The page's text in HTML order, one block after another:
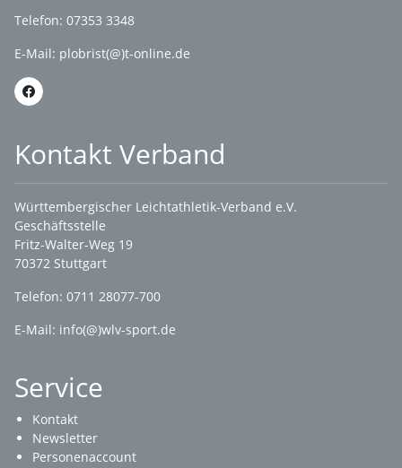
Telefon: 07353 3348
E-Mail: plobrist(@)t-online.de
Kontakt Verband
Württembergischer Leichtathletik-Verband e.V.
Geschäftsstelle
Fritz-Walter-Weg 19
70372 Stuttgart
Telefon: 0711 28077-700
E-Mail: info(@)wlv-sport.de
Service
Kontakt
Newsletter
Personenaccount